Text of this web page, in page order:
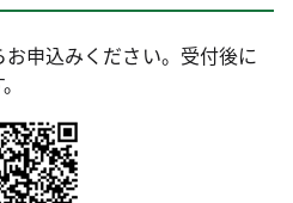
お申込みください。受付後に